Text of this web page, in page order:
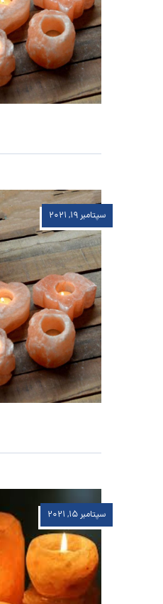
سپتامبر ۱۹, ۲۰۲۱
سپتامبر ۱۵, ۲۰۲۱